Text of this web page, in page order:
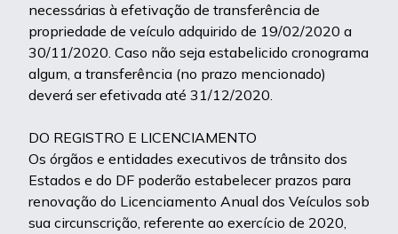
necessárias à efetivação de transferência de
propriedade de veículo adquirido de 19/02/2020 a
30/11/2020. Caso não seja estabelicido cronograma
algum, a transferência (no prazo mencionado)
deverá ser efetivada até 31/12/2020.
DO REGISTRO E LICENCIAMENTO
Os órgãos e entidades executivos de trânsito dos
Estados e do DF poderão estabelecer prazos para
renovação do Licenciamento Anual dos Veículos sob
sua circunscrição, referente ao exercício de 2020,